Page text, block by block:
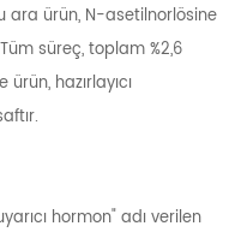
ürün, N-asetilnorlösine
süreç, toplam %2,6
hazırlayıcı
hormon" adı verilen